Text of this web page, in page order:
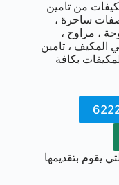
من تامين
ساحرة ،
، مراوح ،
المكيف ، تامين
بكافة
يقوم بتقديمها